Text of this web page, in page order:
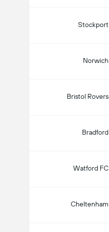
Stockport
Norwich
Bristol Rovers
Bradford
Watford FC
Cheltenham